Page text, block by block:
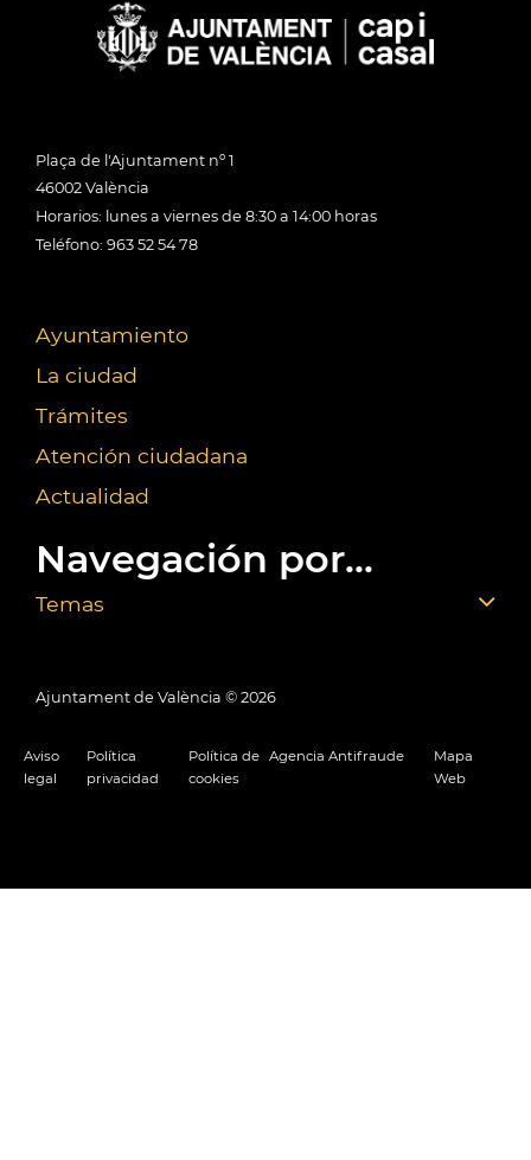
Plaça de l'Ajuntament nº 1
46002 València
Horarios: lunes a viernes de 8:30 a 14:00 horas
Teléfono: 963 52 54 78
Ayuntamiento
La ciudad
Trámites
Atención ciudadana
Actualidad
Navegación por...
Temas
Ajuntament de València © 2026
Aviso
legal
Política
privacidad
Política de
cookies
Agencia Antifraude
Mapa
Web